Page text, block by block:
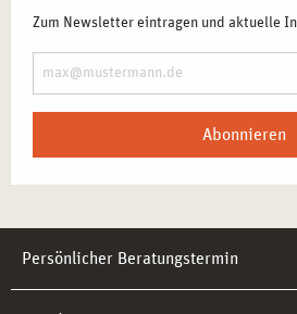
Zum Newsletter eintragen und aktuelle
Abonnieren
Persönlicher Beratungstermin